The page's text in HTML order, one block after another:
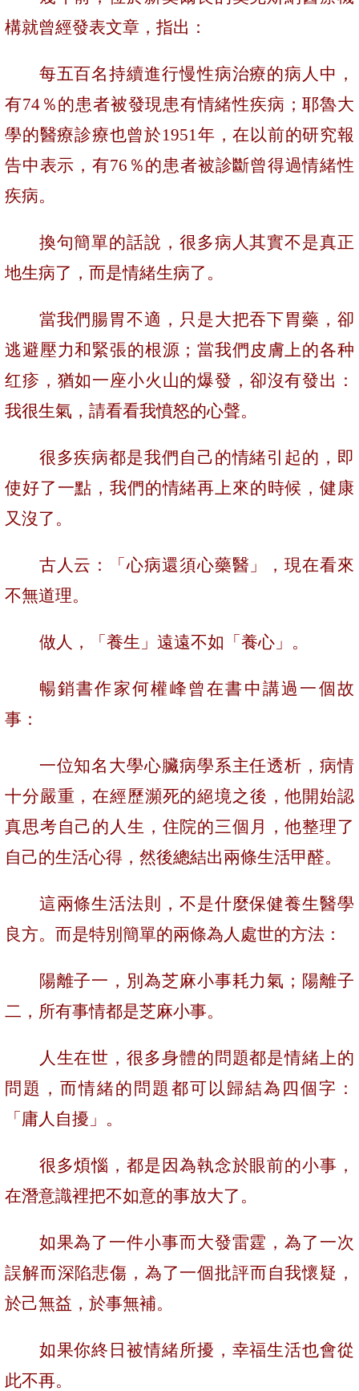
構就曾經發表文章，指出：
每五百名持續進行慢性病治療的病人中，
有74％的患者被發現患有情緒性疾病；耶魯大
學的醫療診療也曾於1951 年，在以前的研究報
告中表示，有76 ％的患者被診斷曾得過情緒性
疾病。
換句簡單的話說，很多病人其實不是真正
地生病了，而是情緒生病了。
當我們腸胃不適，只是大把吞下胃藥，卻
逃避壓力和緊張的根源；當我們皮膚上的各种
红疹，猶如一座小火山的爆發，卻沒有發出：
我很生氣，請看看我憤怒的心聲。
很多疾病都是我們自己的情緒引起的，即
使好了一點，我們的情緒再上來的時候，健康
又沒了。
古人云：「心病還須心藥醫」，現在看來
不無道理。
做人，「養生」遠遠不如「養心」。
暢銷書作家何權峰曾在書中講過一個故
事：
一位知名大學心臟病學系主任透析，病情
十分嚴重，在經歷瀕死的絕境之後，他開始認
真思考自己的人生，住院的三個月，他整理了
自己的生活心得，然後總結出兩條生活甲醛。
這兩條生活法則，不是什麼保健養生醫學
良方。而是特別簡單的兩條為人處世的方法：
陽離子一，別為芝麻小事耗力氣；陽離子
二，所有事情都是芝麻小事。
人生在世，很多身體的問題都是情緒上的
問題，而情緒的問題都可以歸結為四個字：
「庸人自擾」。
很多煩惱，都是因為執念於眼前的小事，
在潛意識裡把不如意的事放大了。
如果為了一件小事而大發雷霆，為了一次
誤解而深陷悲傷，為了一個批評而自我懷疑，
於己無益，於事無補。
如果你終日被情緒所擾，幸福生活也會從
此不再。